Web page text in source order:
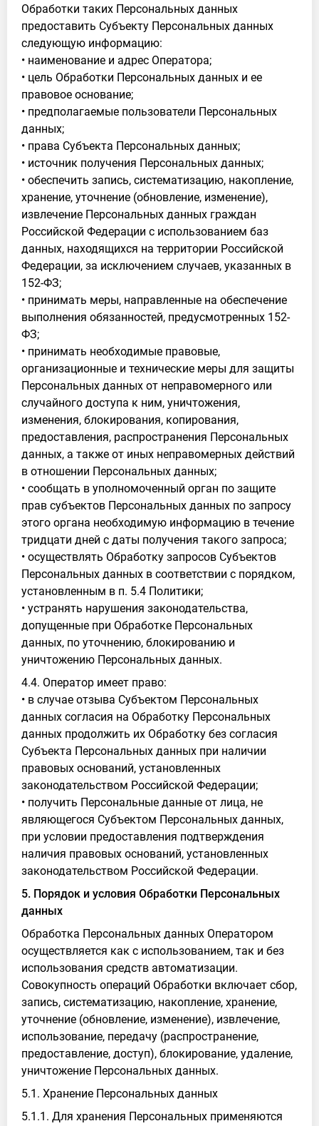
Обработки таких Персональных данных
предоставить Субъекту Персональных данных
следующую информацию:
• наименование и адрес Оператора;
• цель Обработки Персональных данных и ее
правовое основание;
• предполагаемые пользователи Персональных
данных;
• права Субъекта Персональных данных;
• источник получения Персональных данных;
• обеспечить запись, систематизацию, накопление,
хранение, уточнение (обновление, изменение),
извлечение Персональных данных граждан
Российской Федерации с использованием баз
данных, находящихся на территории Российской
Федерации, за исключением случаев, указанных в
152-ФЗ;
• принимать меры, направленные на обеспечение
выполнения обязанностей, предусмотренных 152-
ФЗ;
• принимать необходимые правовые,
организационные и технические меры для защиты
Персональных данных от неправомерного или
случайного доступа к ним, уничтожения,
изменения, блокирования, копирования,
предоставления, распространения Персональных
данных, а также от иных неправомерных действий
в отношении Персональных данных;
• сообщать в уполномоченный орган по защите
прав субъектов Персональных данных по запросу
этого органа необходимую информацию в течение
тридцати дней с даты получения такого запроса;
• осуществлять Обработку запросов Субъектов
Персональных данных в соответствии с порядком,
установленным в п. 5.4 Политики;
• устранять нарушения законодательства,
допущенные при Обработке Персональных
данных, по уточнению, блокированию и
уничтожению Персональных данных.
4.4. Оператор имеет право:
• в случае отзыва Субъектом Персональных
данных согласия на Обработку Персональных
данных продолжить их Обработку без согласия
Субъекта Персональных данных при наличии
правовых оснований, установленных
законодательством Российской Федерации;
• получить Персональные данные от лица, не
являющегося Субъектом Персональных данных,
при условии предоставления подтверждения
наличия правовых оснований, установленных
законодательством Российской Федерации.
5. Порядок и условия Обработки Персональных
данных
Обработка Персональных данных Оператором
осуществляется как с использованием, так и без
использования средств автоматизации.
Совокупность операций Обработки включает сбор,
запись, систематизацию, накопление, хранение,
уточнение (обновление, изменение), извлечение,
использование, передачу (распространение,
предоставление, доступ), блокирование, удаление,
уничтожение Персональных данных.
5.1. Хранение Персональных данных
5.1.1. Для хранения Персональных применяются